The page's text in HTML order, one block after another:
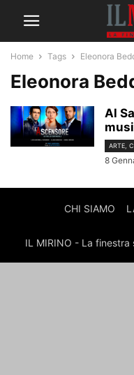
Home Tags Eleonora
Eleonora
Al
ARTE,
8
CHI SIAMO
IL MIRINO - La